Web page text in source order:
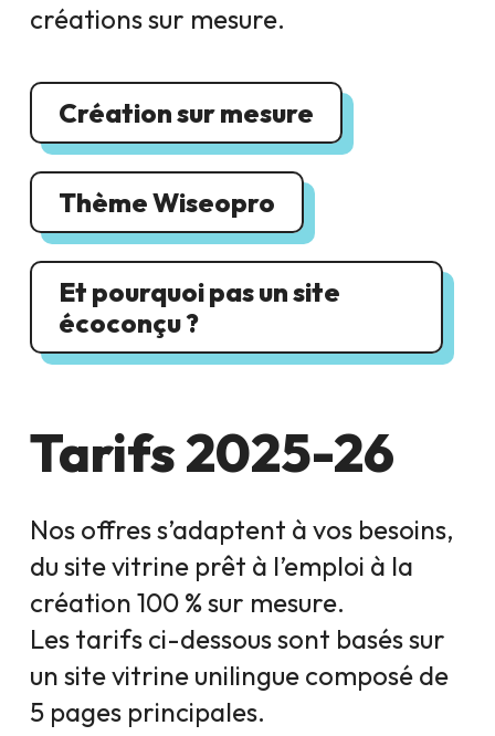
créations sur mesure.
Création sur mesure
Thème Wiseopro
Et pourquoi pas un site
écoconçu ?
Tarifs 2025-26
Nos offres s’adaptent à vos besoins,
du site vitrine prêt à l’emploi à la
création 100 % sur mesure.
Les tarifs ci-dessous sont basés sur
un site vitrine unilingue composé de
5 pages principales.